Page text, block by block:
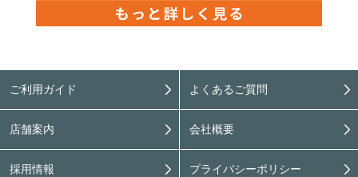
ご利用ガイド よくあるご質問
店舗案内 会社概要
採用情報 プライバシーポリシー